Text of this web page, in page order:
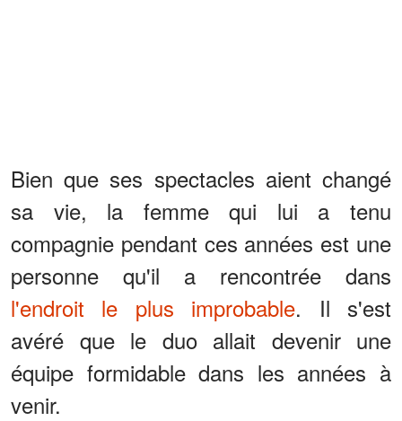
Bien que ses spectacles aient changé
sa vie, la femme qui lui a tenu
compagnie pendant ces années est une
personne qu'il a rencontrée dans
l'endroit le plus improbable. Il s'est
avéré que le duo allait devenir une
équipe formidable dans les années à
venir.